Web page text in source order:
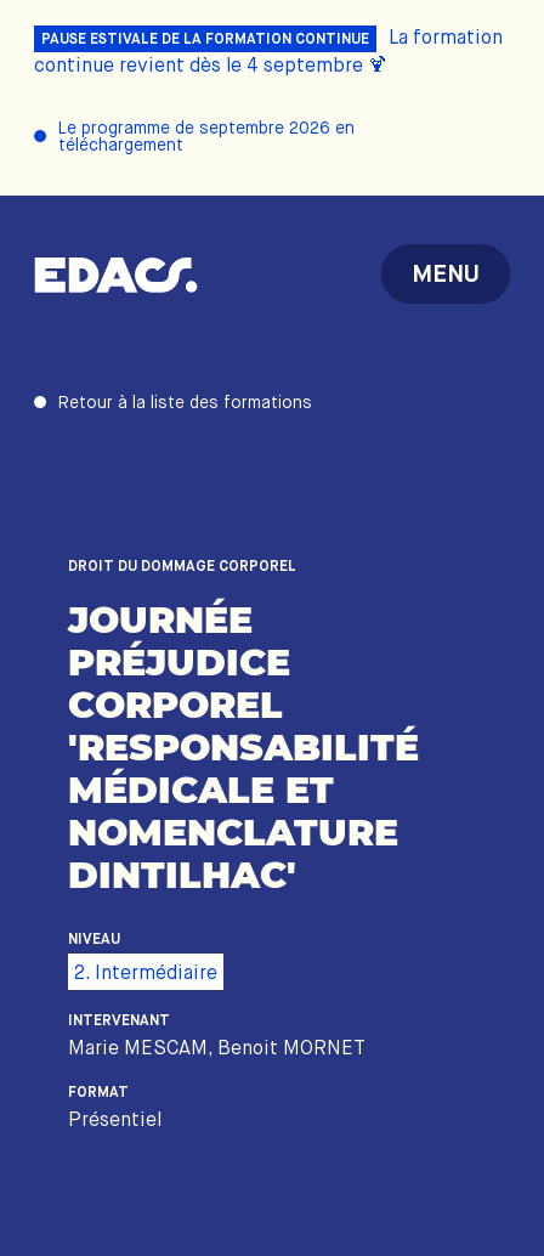
PAUSE ESTIVALE DE LA FORMATION CONTINUE
La formation
continue revient dès le 4 septembre 🍹
Le programme de septembre 2026 en
téléchargement
MENU
Retour à la liste des formations
DROIT DU DOMMAGE CORPOREL
JOURNÉE
PRÉJUDICE
CORPOREL
'RESPONSABILITÉ
MÉDICALE ET
NOMENCLATURE
DINTILHAC'
NIVEAU
2. Intermédiaire
INTERVENANT
Marie MESCAM, Benoit MORNET
FORMAT
Présentiel